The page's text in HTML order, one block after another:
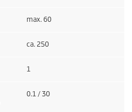
max. 60
ca. 250
1
0.1 / 30